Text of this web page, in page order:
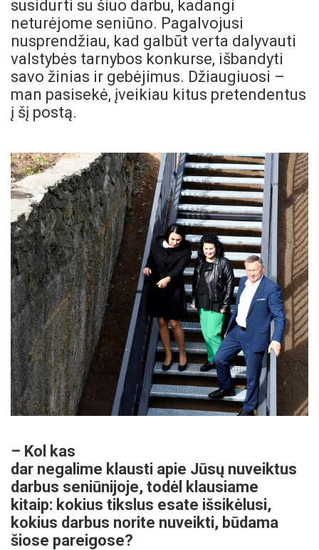
susidurti su šiuo darbu, kadangi
neturėjome seniūno. Pagalvojusi
nusprendžiau, kad galbūt verta dalyvauti
valstybės tarnybos konkurse, išbandyti
savo žinias ir gebėjimus. Džiaugiuosi –
man pasisekė, įveikiau kitus pretendentus
į šį postą.
– Kol kas
dar negalime klausti apie Jūsų nuveiktus
darbus seniūnijoje, todėl klausiame
kitaip: kokius tikslus esate išsikėlusi,
kokius darbus norite nuveikti, būdama
šiose pareigose?